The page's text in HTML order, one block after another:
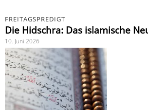
FREITAGSPREDIGT
Die Hidschra: Das islamische
10. Juni 2026